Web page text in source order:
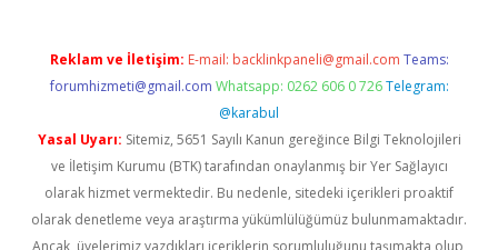
Reklam ve İletişim: E-mail: backlinkpaneli@gmail.com Teams:
forumhizmeti@gmail.com Whatsapp: 0262 606 0 726 Telegram:
@karabul
Yasal Uyarı: Sitemiz, 5651 Sayılı Kanun gereğince Bilgi Teknolojileri
ve İletişim Kurumu (BTK) tarafından onaylanmış bir Yer Sağlayıcı
olarak hizmet vermektedir. Bu nedenle, sitedeki içerikleri proaktif
olarak denetleme veya araştırma yükümlülüğümüz bulunmamaktadır.
Ancak, üyelerimiz yazdıkları içeriklerin sorumluluğunu taşımakta olup,